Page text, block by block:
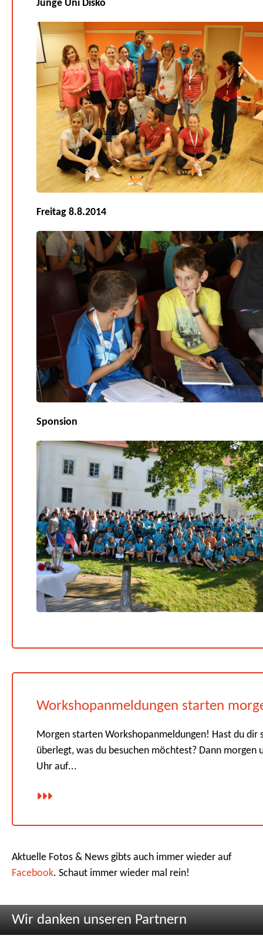
Junge Uni Disko
Freitag 8.8.2014
Sponsion
Workshopanmeldungen starten
Morgen starten Workshopanmeldungen! Hast du dir
überlegt, was du besuchen möchtest? Dann morgen
Uhr auf...
Aktuelle Fotos & News gibts auch immer wieder auf
Facebook. Schaut immer wieder mal rein!
Wir danken unseren Partnern